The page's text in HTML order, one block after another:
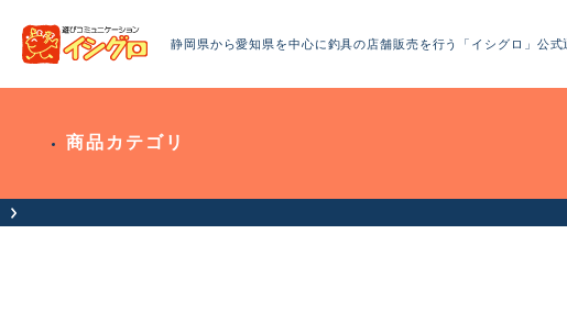
静岡県から愛知県を中心に釣具の店舗販売を行う「イシグロ」公
商品カテゴリ